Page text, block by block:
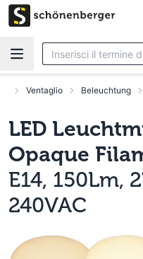
Vai al contenuto principale
Ventaglio Beleuchtung
LED
Opaque
E14, 150Lm,
240VAC